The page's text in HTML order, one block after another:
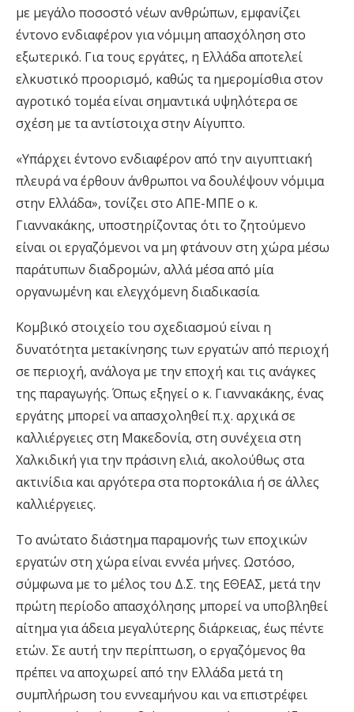
με μεγάλο ποσοστό νέων ανθρώπων, εμφανίζει
έντονο ενδιαφέρον για νόμιμη απασχόληση στο
εξωτερικό. Για τους εργάτες, η Ελλάδα αποτελεί
ελκυστικό προορισμό, καθώς τα ημερομίσθια στον
αγροτικό τομέα είναι σημαντικά υψηλότερα σε
σχέση με τα αντίστοιχα στην Αίγυπτο.
«Υπάρχει έντονο ενδιαφέρον από την αιγυπτιακή
πλευρά να έρθουν άνθρωποι να δουλέψουν νόμιμα
στην Ελλάδα», τονίζει στο ΑΠΕ-ΜΠΕ ο κ.
Γιαννακάκης, υποστηρίζοντας ότι το ζητούμενο
είναι οι εργαζόμενοι να μη φτάνουν στη χώρα μέσω
παράτυπων διαδρομών, αλλά μέσα από μία
οργανωμένη και ελεγχόμενη διαδικασία.
Κομβικό στοιχείο του σχεδιασμού είναι η
δυνατότητα μετακίνησης των εργατών από περιοχή
σε περιοχή, ανάλογα με την εποχή και τις ανάγκες
της παραγωγής. Όπως εξηγεί ο κ. Γιαννακάκης, ένας
εργάτης μπορεί να απασχοληθεί π.χ. αρχικά σε
καλλιέργειες στη Μακεδονία, στη συνέχεια στη
Χαλκιδική για την πράσινη ελιά, ακολούθως στα
ακτινίδια και αργότερα στα πορτοκάλια ή σε άλλες
καλλιέργειες.
Το ανώτατο διάστημα παραμονής των εποχικών
εργατών στη χώρα είναι εννέα μήνες. Ωστόσο,
σύμφωνα με το μέλος του Δ.Σ. της ΕΘΕΑΣ, μετά την
πρώτη περίοδο απασχόλησης μπορεί να υποβληθεί
αίτημα για άδεια μεγαλύτερης διάρκειας, έως πέντε
ετών. Σε αυτή την περίπτωση, ο εργαζόμενος θα
πρέπει να αποχωρεί από την Ελλάδα μετά τη
συμπλήρωση του εννεαμήνου και να επιστρέφει